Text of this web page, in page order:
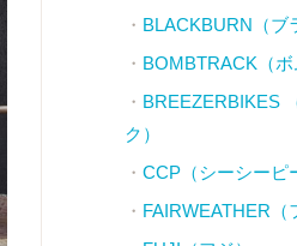
BLACKBURN（ブ
BOMBTRACK（ボ
BREEZERBIKES
ク）
CCP（シーシーピ
FAIRWEATHER（